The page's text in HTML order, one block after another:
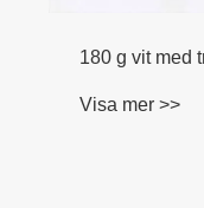
180 g vit med
Visa mer >>